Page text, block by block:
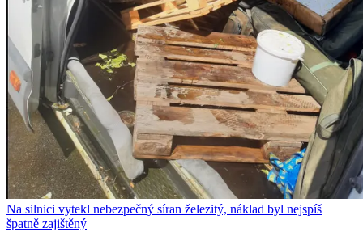
Na silnici vytekl nebezpečný síran železitý, náklad byl nejspíš
špatně zajištěný